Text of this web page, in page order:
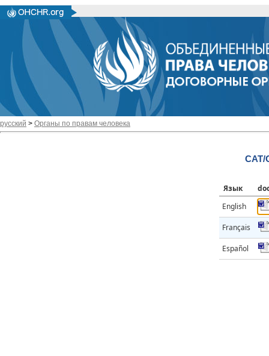
русский > Органы по правам человека
CAT/
Язык
English
Français
Español